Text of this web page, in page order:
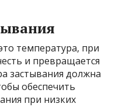
температура, при
и превращается
застывания должна
обеспечить
при низких